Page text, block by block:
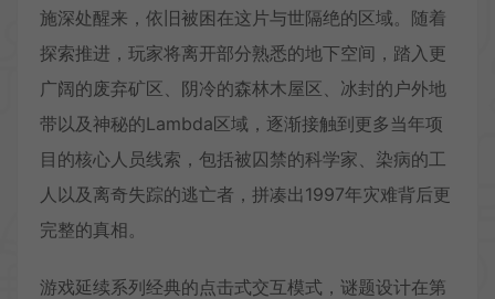
施深处醒来，依旧被困在这片与世隔绝的区域。随着
探索推进，玩家将离开部分熟悉的地下空间，踏入更
广阔的废弃矿区、阴冷的森林木屋区、冰封的户外地
带以及神秘的Lambda区域，逐渐接触到更多当年项
目的核心人员线索，包括被囚禁的科学家、染病的工
人以及离奇失踪的逃亡者，拼凑出1997年灾难背后更
完整的真相。
游戏延续系列经典的点击式交互模式，谜题设计在第